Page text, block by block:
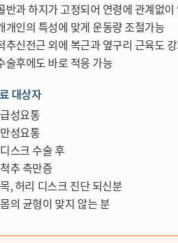
반과 하지가 고정되어 연령에 관계없
개인의 특성에 맞게 운동량 조절가능
추신전근 외에 복근과 옆구리 근육도
술후에도 바로 적응 가능
대상자
급성요통
만성요통
디스크 수술 후
척추 측만증
목, 허리 디스크 진단 되신분
몸의 균형이 맞지 않는 분